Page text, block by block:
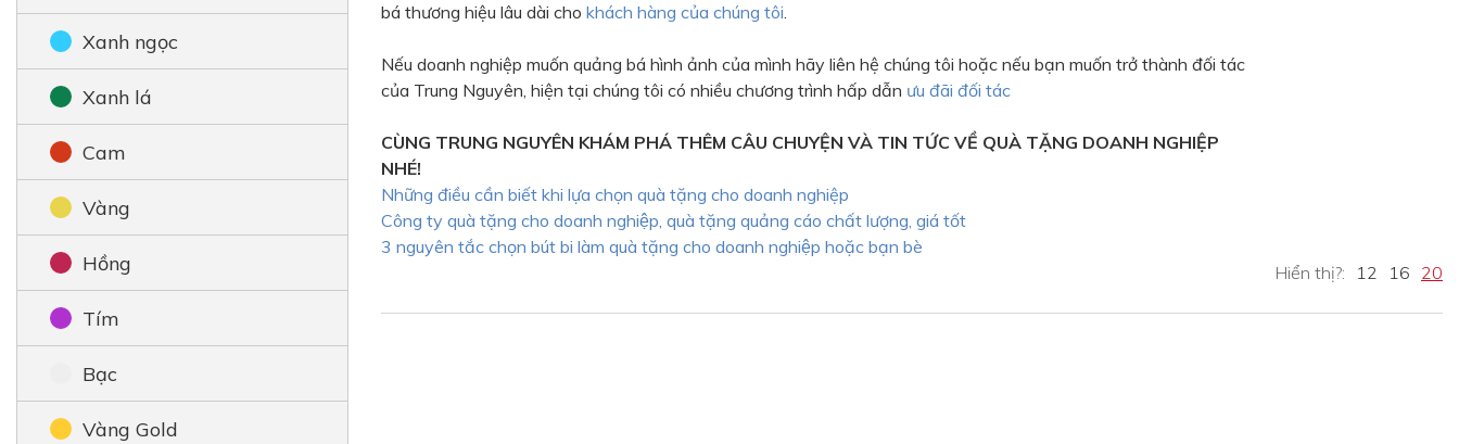
Xanh ngọc
Xanh lá
Cam
Vàng
Hồng
Tím
Bạc
Vàng Gold
bá thương hiệu lâu dài cho khách hàng của chúng tôi.
Nếu doanh nghiệp muốn quảng bá hình ảnh của mình hãy liên hệ chúng tôi hoặc nếu bạn muốn trở thành đối tác
của Trung Nguyên, hiện tại chúng tôi có nhiều chương trình hấp dẫn ưu đãi đối tác
CÙNG TRUNG NGUYÊN KHÁM PHÁ THÊM CÂU CHUYỆN VÀ TIN TỨC VỀ QUÀ TẶNG DOANH NGHIỆP
NHÉ!
Những điều cần biết khi lựa chọn quà tặng cho doanh nghiệp
Công ty quà tặng cho doanh nghiệp, quà tặng quảng cáo chất lượng, giá tốt
3 nguyên tắc chọn bút bi làm quà tặng cho doanh nghiệp hoặc bạn bè
Hiển thị?:
12 16 20